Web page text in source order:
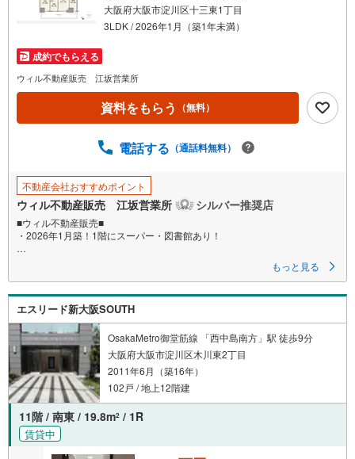
大阪府大阪市淀川区十三東1丁目
3LDK / 2026年1月（築1年未満）
成約でもらえる
ウィル不動産販売 江坂営業所
資料をもらう （無料）
電話する （通話料無料）
不動産会社おすすめポイント
ウィル不動産販売 江坂営業所 シルバー推奨店
■ウィル不動産販売■
・2026年1月築！1階にスーパー・図書館あり！
■阪急「十三」駅徒歩4分の駅近タワーレジデンス！
■南側の淀川河川敷にはグラウンドや遊歩道！運動におすすめスポット！
■ペットと一緒に暮らせるマンション（細則あり）！
■3LDK！
■エントランスにオートロック・宅配ボックス完備で利便性◎！
■全室バルコニーに面したワイドスパン設計！
■22階部分×南西向きで採光・眺望良好！
■アルコーブ付き玄関！
■センターリビングプラン！
■トランクルーム＆SIC＆WIC2か所付きで収納力◎！
■玄関収納充実！
もっと見る
エスリード新大阪SOUTH
OsakaMetro御堂筋線 「西中島南方」駅 徒歩9分
大阪府大阪市淀川区木川東2丁目
2011年6月（築16年）
102戸 / 地上12階建
11階 / 南東 / 19.8m2 / 1R
賃貸中